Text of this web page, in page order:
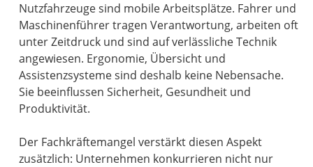
Nutzfahrzeuge sind mobile Arbeitsplätze. Fahrer und
Maschinenführer tragen Verantwortung, arbeiten oft
unter Zeitdruck und sind auf verlässliche Technik
angewiesen. Ergonomie, Übersicht und
Assistenzsysteme sind deshalb keine Nebensache.
Sie beeinflussen Sicherheit, Gesundheit und
Produktivität.
Der Fachkräftemangel verstärkt diesen Aspekt
zusätzlich: Unternehmen konkurrieren nicht nur